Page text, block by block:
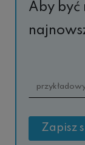
Aby być